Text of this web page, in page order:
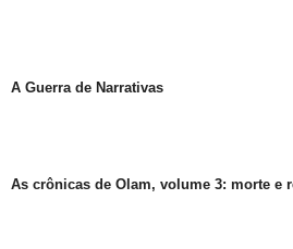
A Guerra de Narrativas
As crônicas de Olam, volume 3: morte e